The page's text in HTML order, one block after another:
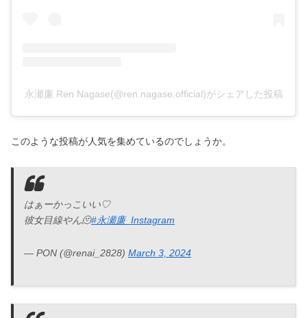
永瀬廉 Ren Nagase(@ren.nagase.official)がシェアした投稿
このような投稿が人気を集めているのでしょうか。
はぁーかっこいい♡
彼女目線やん🫠#永瀬廉_Instagram
— PON (@renai_2828) March 3, 2024